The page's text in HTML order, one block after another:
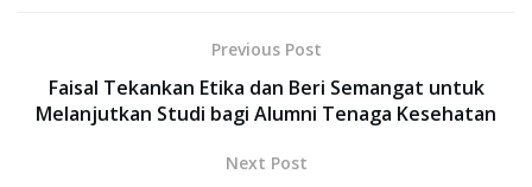
Previous Post
Faisal Tekankan Etika dan Beri Semangat untuk
Melanjutkan Studi bagi Alumni Tenaga Kesehatan
Next Post